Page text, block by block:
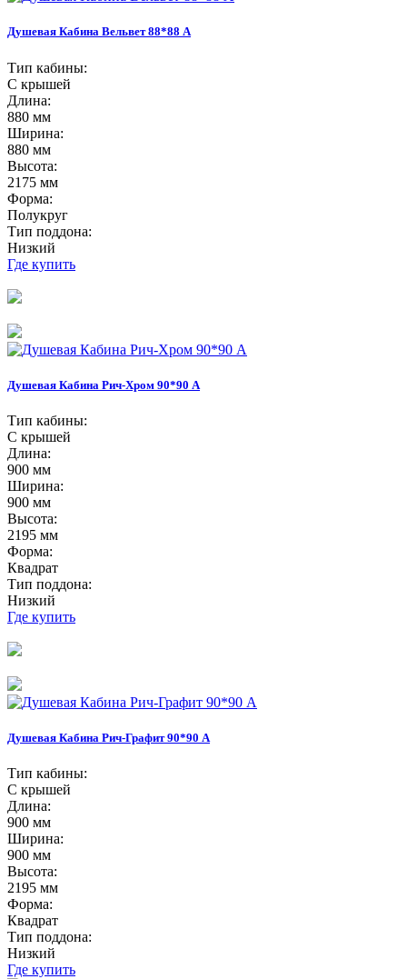
Душевая Кабина Вельвет 88*88 А
Тип кабины:
С крышей
Длина:
880 мм
Ширина:
880 мм
Высота:
2175 мм
Форма:
Полукруг
Тип поддона:
Низкий
Где купить
Душевая Кабина Рич-Хром 90*90 А
Тип кабины:
С крышей
Длина:
900 мм
Ширина:
900 мм
Высота:
2195 мм
Форма:
Квадрат
Тип поддона:
Низкий
Где купить
Душевая Кабина Рич-Графит 90*90 А
Тип кабины:
С крышей
Длина:
900 мм
Ширина:
900 мм
Высота:
2195 мм
Форма:
Квадрат
Тип поддона:
Низкий
Где купить